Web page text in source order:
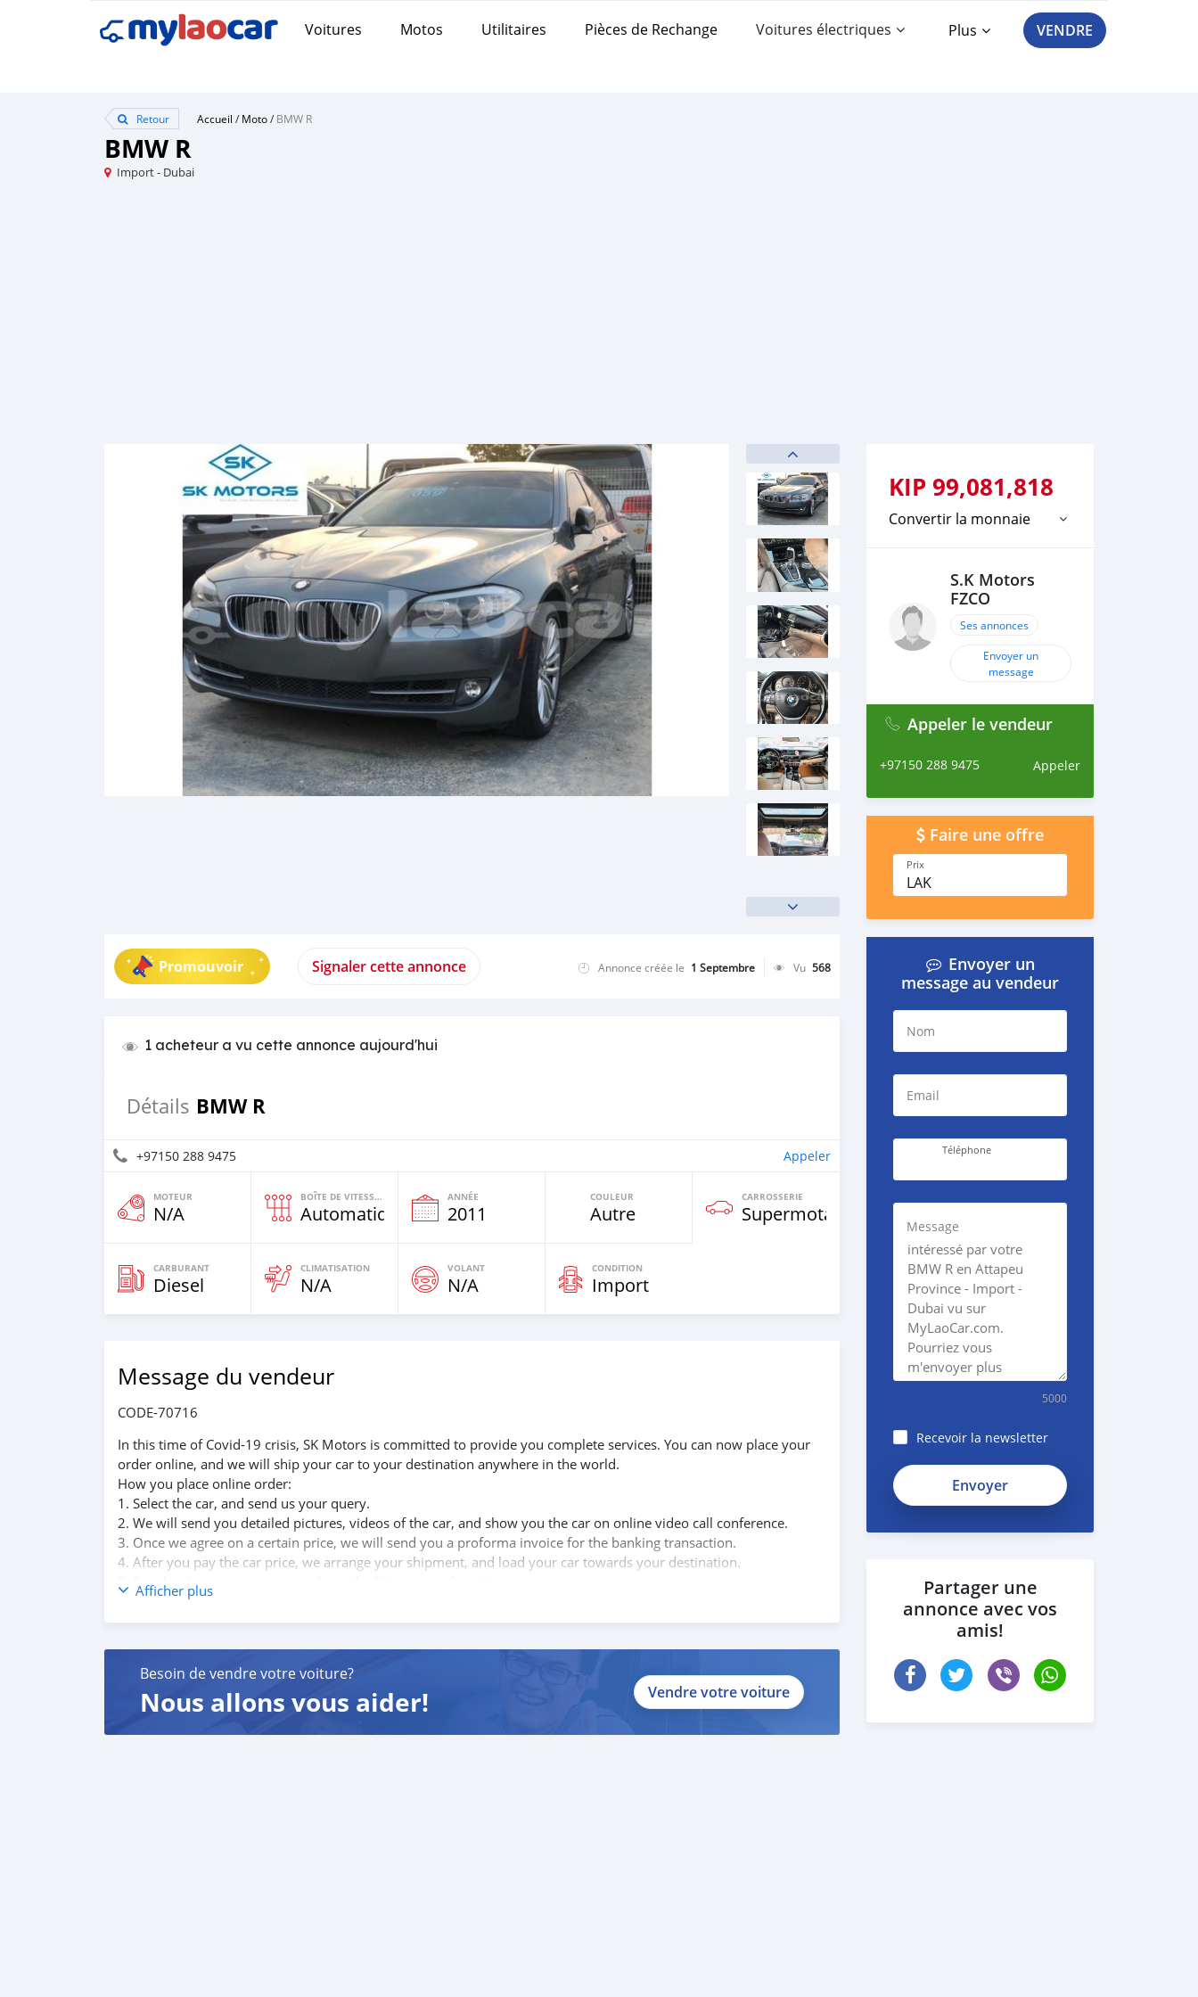
Voitures Motos Utilitaires Pièces de Rechange Voitures électriques Plus VENDRE
Retour Accueil /Moto/BMW R
BMW R
Import - Dubai
Promouvoir Signaler cette annonce Annonce créée le 1 Septembre Vu 568
1 acheteur a vu cette annonce aujourd'hui
Détails BMW R
+97150 288 9475 Appeler
MOTEUR
N/A
BOÎTE DE VITESSES
Automatique
ANNÉE
2011
COULEUR
Autre
CARROSSERIE
Supermotard
CARBURANT
Diesel
CLIMATISATION
N/A
VOLANT
N/A
CONDITION
Import
Message du vendeur
CODE-70716
In this time of Covid-19 crisis, SK Motors is committed to provide you complete services. You can now place your
order online, and we will ship your car to your destination anywhere in the world.
How you place online order:
1. Select the car, and send us your query.
2. We will send you detailed pictures, videos of the car, and show you the car on online video call conference.
3. Once we agree on a certain price, we will send you a proforma invoice for the banking transaction.
4. After you pay the car price, we arrange your shipment, and load your car towards your destination.
5. Post loading your car, we send you the BL copy confirmation.
6. Once you receive your car, you confirm us, and we are done with the process.
We are taking these steps to ensure that our clients do not have to Travel. And please note, SK Motors is one of the
Afficher plus
Besoin de vendre votre voiture?
Nous allons vous aider! Vendre votre voiture
KIP99,081,818
Convertir la monnaie
S.K Motors
FZCO
Ses annonces
Envoyer un
message
Appeler le vendeur
+97150 288 9475 Appeler
Faire une offre
Prix
LAK
Envoyer un
message au vendeur
Nom
Email
Téléphone
Message
5000
Recevoir la newsletter
Partager une
annonce avec vos
amis!